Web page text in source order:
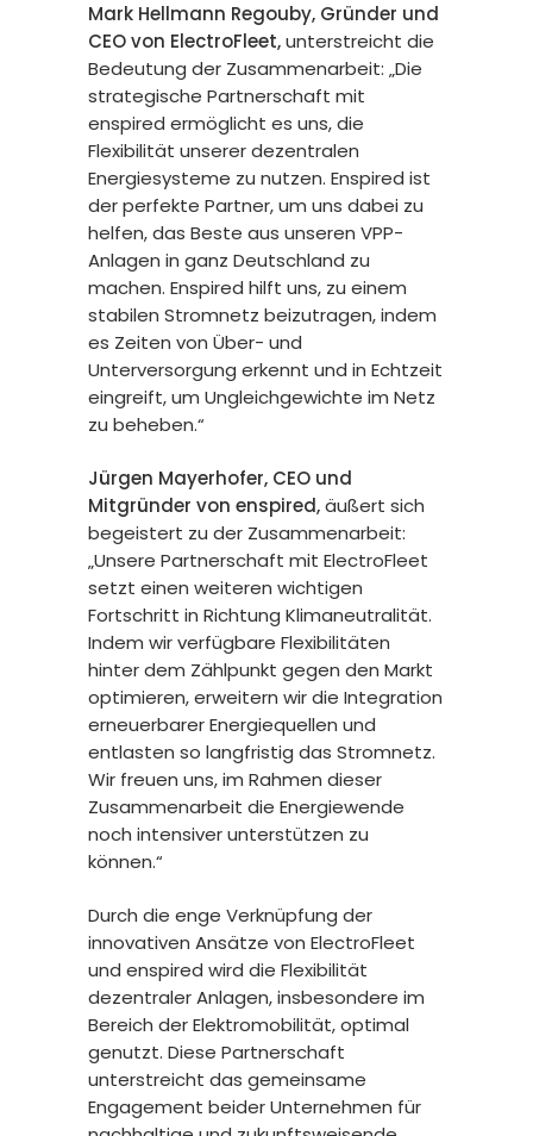
Mark Hellmann Regouby, Gründer und
CEO von ElectroFleet,unterstreicht die
Bedeutung der Zusammenarbeit: „Die
strategische Partnerschaft mit
enspired ermöglicht es uns, die
Flexibilität unserer dezentralen
Energiesysteme zu nutzen. Enspired ist
der perfekte Partner, um uns dabei zu
helfen, das Beste aus unseren VPP-
Anlagen in ganz Deutschland zu
machen. Enspired hilft uns, zu einem
stabilen Stromnetz beizutragen, indem
es Zeiten von Über- und
Unterversorgung erkennt und in Echtzeit
eingreift, um Ungleichgewichte im Netz
zu beheben.“
Jürgen Mayerhofer, CEO und
Mitgründer von enspired,äußert sich
begeistert zu der Zusammenarbeit:
„Unsere Partnerschaft mit ElectroFleet
setzt einen weiteren wichtigen
Fortschritt in Richtung Klimaneutralität.
Indem wir verfügbare Flexibilitäten
hinter dem Zählpunkt gegen den Markt
optimieren, erweitern wir die Integration
erneuerbarer Energiequellen und
entlasten so langfristig das Stromnetz.
Wir freuen uns, im Rahmen dieser
Zusammenarbeit die Energiewende
noch intensiver unterstützen zu
können.“
Durch die enge Verknüpfung der
innovativen Ansätze von ElectroFleet
und enspired wird die Flexibilität
dezentraler Anlagen, insbesondere im
Bereich der Elektromobilität, optimal
genutzt. Diese Partnerschaft
unterstreicht das gemeinsame
Engagement beider Unternehmen für